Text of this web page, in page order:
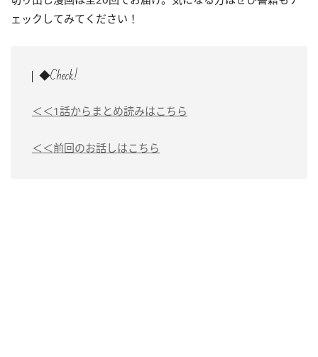
ェックしてみてください！
◆Check!
＜＜1話からまとめ読みはこちら
＜＜前回のお話しはこちら